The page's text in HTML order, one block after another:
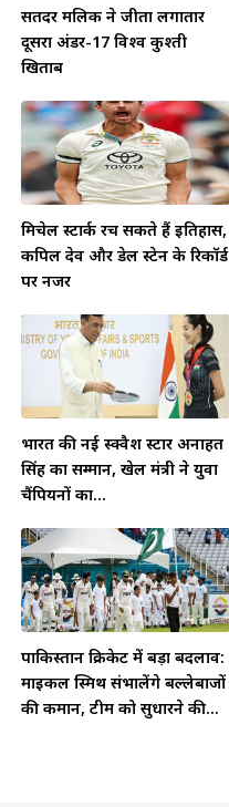
सतिंदर मलिक ने जीता लगातार
दूसरा अंडर-17 विश्व कुश्ती
खिताब
मिचेल स्टार्क रच सकते हैं इतिहास,
कपिल देव और डेल स्टेन के रिकॉर्ड
पर नजर
भारत की नई स्क्वैश स्टार अनाहत
सिंह का सम्मान, खेल मंत्री ने युवा
चैंपियनों का...
पाकिस्तान क्रिकेट में बड़ा बदलाव:
माइकल स्मिथ संभालेंगे बल्लेबाजों
की कमान, टीम को सुधारने की...